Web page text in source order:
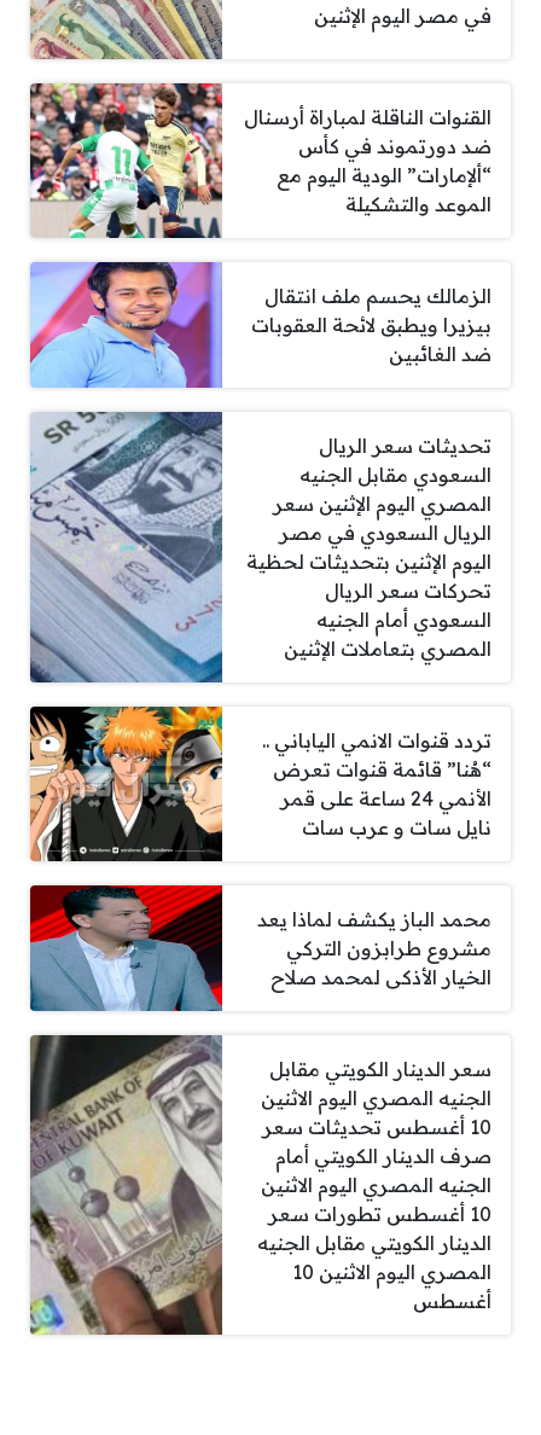
في مصر اليوم الإثنين
القنوات الناقلة لمباراة أرسنال
ضد دورتموند في كأس
“ألإمارات” الودية اليوم مع
الموعد والتشكيلة
الزمالك يحسم ملف انتقال
بيزيرا ويطبق لائحة العقوبات
ضد الغائبين
تحديثات سعر الريال
السعودي مقابل الجنيه
المصري اليوم الإثنين سعر
الريال السعودي في مصر
اليوم الإثنين بتحديثات لحظية
تحركات سعر الريال
السعودي أمام الجنيه
المصري بتعاملات الإثنين
تردد قنوات الانمي الياباني ..
“هُنا” قائمة قنوات تعرض
الأنمي 24 ساعة على قمر
نايل سات و عرب سات
محمد الباز يكشف لماذا يعد
مشروع طرابزون التركي
الخيار الأذكى لمحمد صلاح
سعر الدينار الكويتي مقابل
الجنيه المصري اليوم الاثنين
10 أغسطس تحديثات سعر
صرف الدينار الكويتي أمام
الجنيه المصري اليوم الاثنين
10 أغسطس تطورات سعر
الدينار الكويتي مقابل الجنيه
المصري اليوم الاثنين 10
أغسطس